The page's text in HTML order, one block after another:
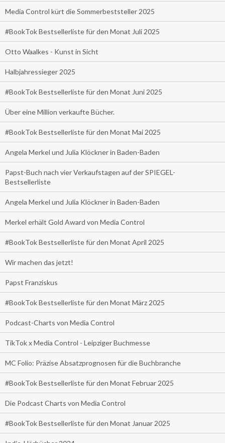
Media Control kürt die Sommerbeststeller 2025
#BookTok Bestsellerliste für den Monat Juli 2025
Otto Waalkes - Kunst in Sicht
Halbjahressieger 2025
#BookTok Bestsellerliste für den Monat Juni 2025
Über eine Million verkaufte Bücher.
#BookTok Bestsellerliste für den Monat Mai 2025
Angela Merkel und Julia Klöckner in Baden-Baden
Papst-Buch nach vier Verkaufstagen auf der SPIEGEL-
Bestsellerliste
Angela Merkel und Julia Klöckner in Baden-Baden
Merkel erhält Gold Award von Media Control
#BookTok Bestsellerliste für den Monat April 2025
Wir machen das jetzt!
Papst Franziskus
#BookTok Bestsellerliste für den Monat März 2025
Podcast-Charts von Media Control
TikTok x Media Control - Leipziger Buchmesse
MC Folio: Präzise Absatzprognosen für die Buchbranche
#BookTok Bestsellerliste für den Monat Februar 2025
Die Podcast Charts von Media Control
#BookTok Bestsellerliste für den Monat Januar 2025